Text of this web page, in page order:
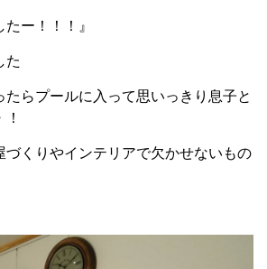
たー！！！』
た
らプールに入って思いっきり息子と
づくりやインテリアで欠かせないもの